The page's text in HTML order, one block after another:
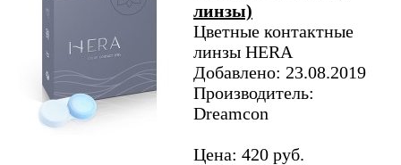
линзы)
Цветные контактные
линзы HERA
Добавлено: 23.08.2019
Производитель:
Dreamcon
Цена: 420 руб.